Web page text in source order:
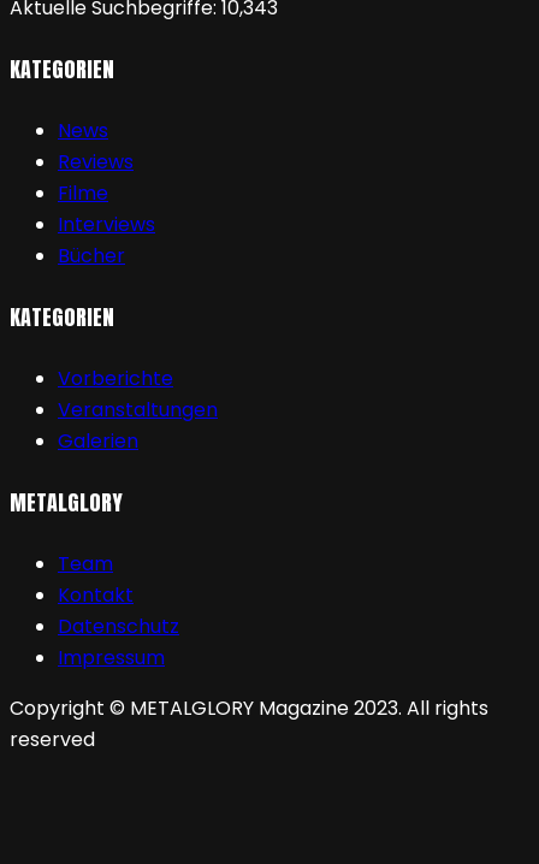
Aktuelle Suchbegriffe: 10,343
KATEGORIEN
News
Reviews
Filme
Interviews
Bücher
KATEGORIEN
Vorberichte
Veranstaltungen
Galerien
METALGLORY
Team
Kontakt
Datenschutz
Impressum
Copyright © METALGLORY Magazine 2023. All rights
reserved